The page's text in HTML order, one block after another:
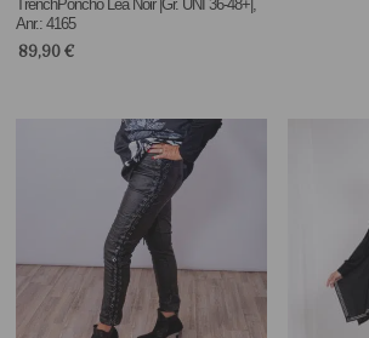
TrenchPoncho Lea Noir |Gr. UNI 36-48+|,
Anr.: 4165
89,90€